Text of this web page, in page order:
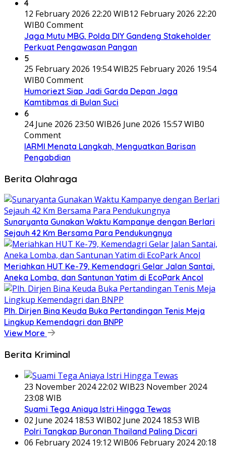
4
12 February 2026 22:20 WIB12 February 2026 22:20
WIB0 Comment
Jaga Mutu MBG, Polda DIY Gandeng Stakeholder
Perkuat Pengawasan Pangan
5
25 February 2026 19:54 WIB25 February 2026 19:54
WIB0 Comment
Humoriezt Siap Jadi Garda Depan Jaga
Kamtibmas di Bulan Suci
6
24 June 2026 23:50 WIB26 June 2026 15:57 WIB0
Comment
IARMI Menata Langkah, Menguatkan Barisan
Pengabdian
Berita Olahraga
Sunaryanta Gunakan Waktu Kampanye dengan Berlari
Sejauh 42 Km Bersama Para Pendukungnya
Meriahkan HUT Ke-79, Kemendagri Gelar Jalan Santai,
Aneka Lomba, dan Santunan Yatim di EcoPark Ancol
Plh. Dirjen Bina Keuda Buka Pertandingan Tenis Meja
Lingkup Kemendagri dan BNPP
View More
Berita Kriminal
23 November 2024 22:02 WIB23 November 2024
23:08 WIB
Suami Tega Aniaya Istri Hingga Tewas
02 June 2024 18:53 WIB02 June 2024 18:53 WIB
Polri Tangkap Buronan Thailand Paling Dicari
06 February 2024 19:12 WIB06 February 2024 20:18